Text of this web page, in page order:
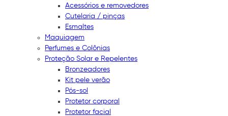
Acessórios e removedores
Cutelaria / pinças
Esmaltes
Maquiagem
Perfumes e Colônias
Proteção Solar e Repelentes
Bronzeadores
Kit pele verão
Pós-sol
Protetor corporal
Protetor facial